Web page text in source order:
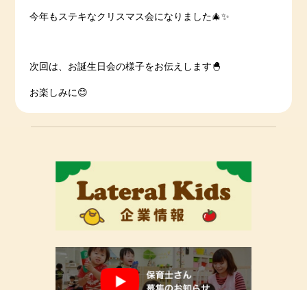
今年もステキなクリスマス会になりました🎄✨
次回は、お誕生日会の様子をお伝えします🐣
お楽しみに😊